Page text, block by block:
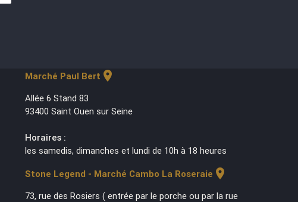
Marché Paul Bert location_on
Allée 6 Stand 83
93400 Saint Ouen sur Seine
Horaires :
les samedis, dimanches et lundi de 10h à 18 heures
Stone Legend - Marché Cambo La Roseraie location_on
73, rue des Rosiers ( entrée par le porche ou par la rue